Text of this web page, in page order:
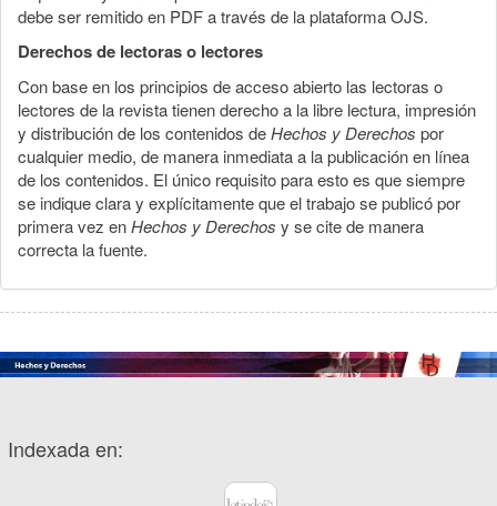
debe ser remitido en PDF a través de la plataforma OJS.
Derechos de lectoras o lectores
Con base en los principios de acceso abierto las lectoras o
lectores de la revista tienen derecho a la libre lectura, impresión
y distribución de los contenidos deHechos y Derechos por
cualquier medio, de manera inmediata a la publicación en línea
de los contenidos. El único requisito para esto es que siempre
se indique clara y explícitamente que el trabajo se publicó por
primera vez enHechos y Derechos y se cite de manera
correcta la fuente.
Indexada en: